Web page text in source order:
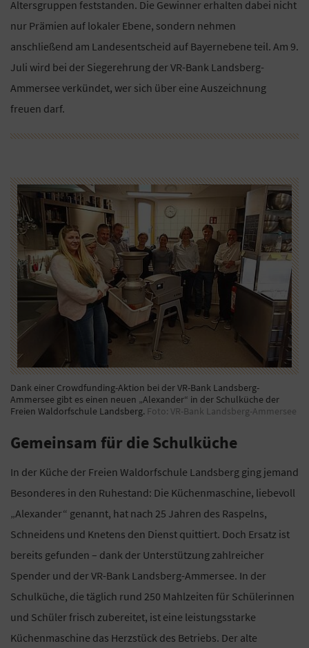
Altersgruppen feststanden. Die Gewinner erhalten dabei nicht
nur Prämien auf lokaler Ebene, sondern nehmen
anschließend am Landesentscheid auf Bayernebene teil. Am 9.
Juli wird bei der Siegerehrung der VR-Bank Landsberg-
Ammersee verkündet, wer sich über eine Auszeichnung
freuen darf.
Dank einer Crowdfunding-Aktion bei der VR-Bank Landsberg-
Ammersee gibt es einen neuen „Alexander“ in der Schulküche der
Freien Waldorfschule Landsberg. Foto: VR-Bank Landsberg-Ammersee
Gemeinsam für die Schulküche
In der Küche der Freien Waldorfschule Landsberg ging jemand
Besonderes in den Ruhestand: Die Küchenmaschine, liebevoll
„Alexander“ genannt, hat nach 25 Jahren des Raspelns,
Schneidens und Knetens den Dienst quittiert. Doch Ersatz ist
bereits gefunden – dank der Unterstützung zahlreicher
Spender und der VR-Bank Landsberg-Ammersee. In der
Schulküche, die täglich rund 250 Mahlzeiten für Schülerinnen
und Schüler frisch zubereitet, ist eine leistungsstarke
Küchenmaschine das Herzstück des Betriebs. Der alte